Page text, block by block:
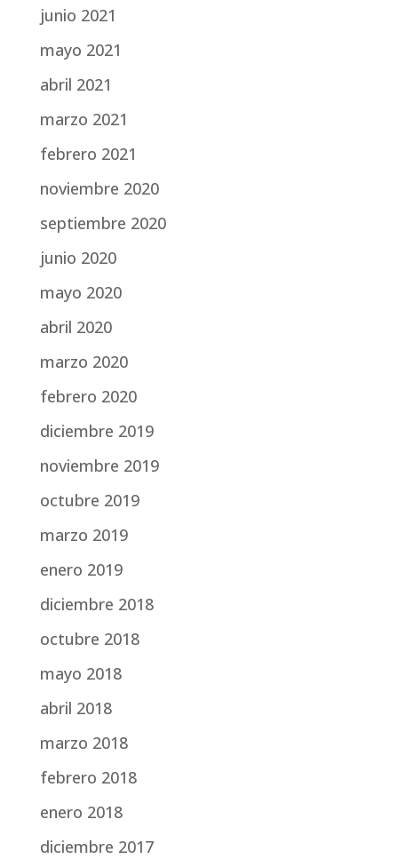
junio 2021
mayo 2021
abril 2021
marzo 2021
febrero 2021
noviembre 2020
septiembre 2020
junio 2020
mayo 2020
abril 2020
marzo 2020
febrero 2020
diciembre 2019
noviembre 2019
octubre 2019
marzo 2019
enero 2019
diciembre 2018
octubre 2018
mayo 2018
abril 2018
marzo 2018
febrero 2018
enero 2018
diciembre 2017